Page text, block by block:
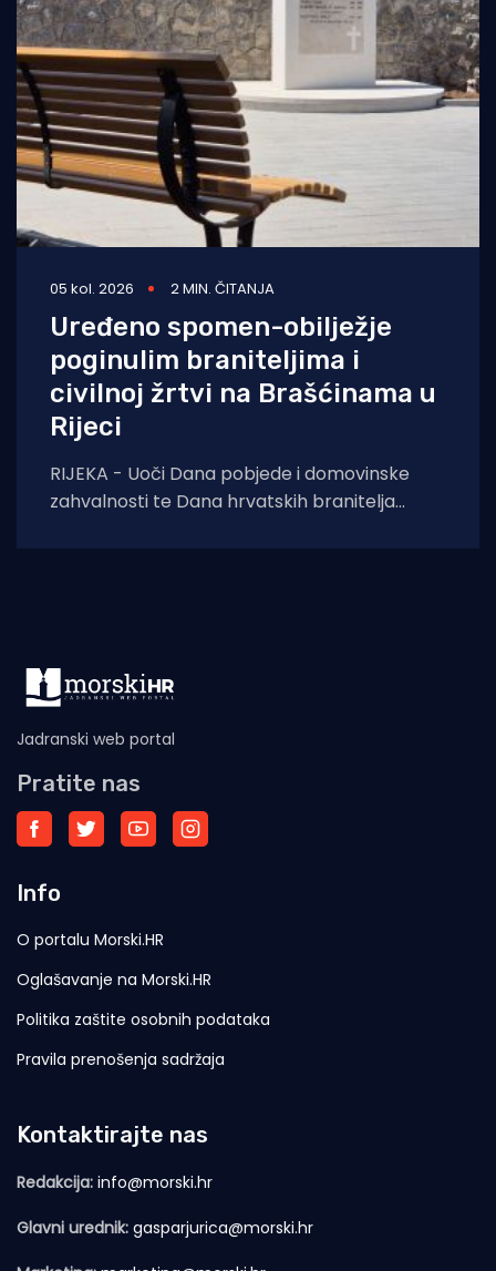
05 kol. 2026 2 MIN. ČITANJA
Uređeno spomen-obilježje
poginulim braniteljima i
civilnoj žrtvi na Brašćinama u
Rijeci
RIJEKA - Uoči Dana pobjede i domovinske
zahvalnosti te Dana hrvatskih branitelja
Jadranski web portal
Pratite nas
Info
O portalu Morski.HR
Oglašavanje na Morski.HR
Politika zaštite osobnih podataka
Pravila prenošenja sadržaja
Kontaktirajte nas
Redakcija: info@morski.hr
Glavni urednik: gasparjurica@morski.hr